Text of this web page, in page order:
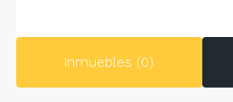
Inmuebles (0)